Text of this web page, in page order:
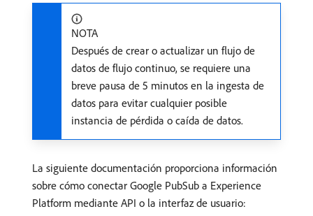
NOTA
Después de crear o actualizar un flujo de
datos de flujo continuo, se requiere una
breve pausa de 5 minutos en la ingesta de
datos para evitar cualquier posible
instancia de pérdida o caída de datos.
La siguiente documentación proporciona información
sobre cómo conectar Google PubSub a Experience
Platform mediante API o la interfaz de usuario: